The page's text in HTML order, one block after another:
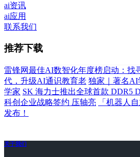
ai资讯
ai应用
联系我们
推荐下载
雷锋网最佳AI数智化年度榜启动：找
代，升级AI通识教育老 独家｜著名AI
学家 SK 海力士推出全球首款 DDR5
科创企业战略签约 压轴亮
「机器人
发布！
关于我们